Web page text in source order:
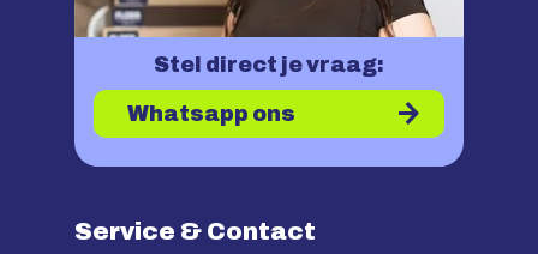
Stel direct je vraag:
Whatsapp ons
Service & Contact